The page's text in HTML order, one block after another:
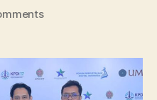
date on
Raih
Juara